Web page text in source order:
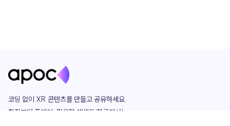
코딩 없이 XR 콘텐츠를 만들고 공유하세요.
창작부터 플레이, 필요한 애셋도 한곳에서!